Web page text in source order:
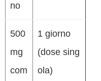
no
500
mg
com
1 giorno
(dose sing
ola)